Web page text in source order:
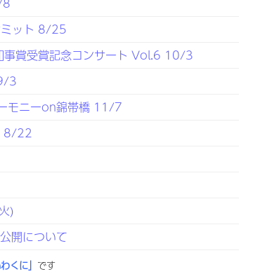
ミット 8/25
事賞受賞記念コンサート Vol.6 10/3
3
モニーon錦帯橋 11/7
8/22
)
開について
くに」 です